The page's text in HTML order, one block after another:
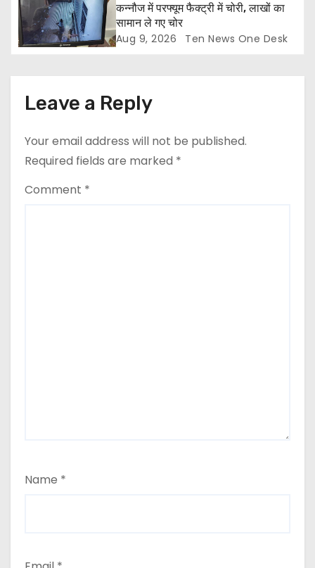
कन्नौज में परफ्यूम फैक्ट्री में चोरी, लाखों का
सामान ले गए चोर
Aug 9, 2026 Ten News One Desk
Leave a Reply
Your email address will not be published.
Required fields are marked *
Comment *
Name *